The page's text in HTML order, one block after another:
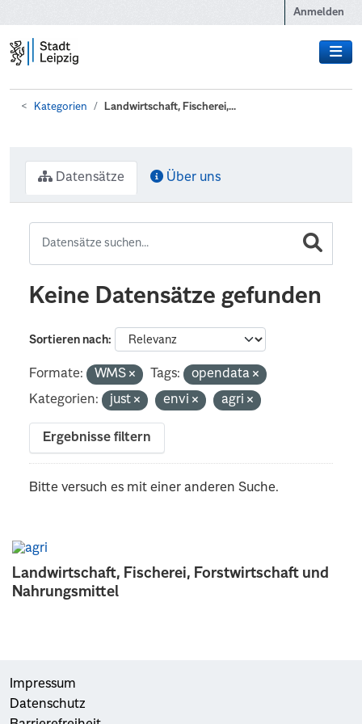
Anmelden
Kategorien Landwirtschaft, Fischerei,...
Landwirtschaft, Fischerei, Forstwirtschaft und
Nahrungsmittel
Datensätze Über uns
Keine Datensätze gefunden
Sortieren nach
Formate: WMS Tags:
opendata
Kategorien:
just envi agri
Ergebnisse filtern
Bitte versuch es mit einer anderen Suche.
Impressum
Datenschutz